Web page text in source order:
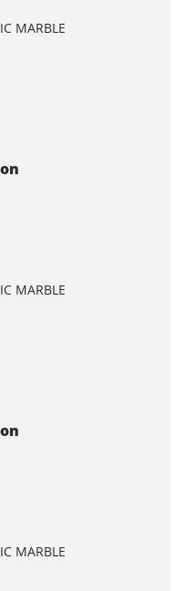
MARBLE
MARBLE
MARBLE